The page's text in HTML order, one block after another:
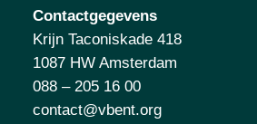
Contactgegevens
Krijn Taconiskade 418
1087 HW Amsterdam
088 – 205 16 00
contact@vbent.org